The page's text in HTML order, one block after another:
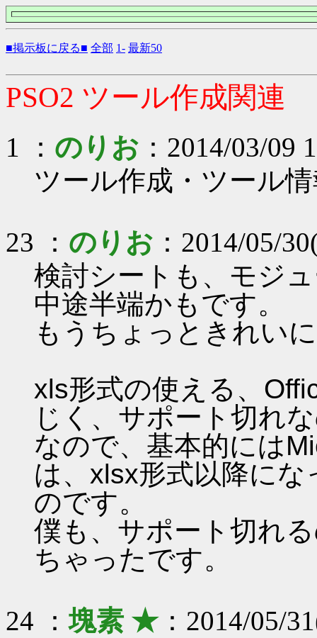
■掲示板に戻る■ 全部 1- 最新50
PSO2 ツール作成関連
1 ： のりお ：2014/03/09
ツール作成・ツール
23 ： のりお ：2014/05/
検討シートも、モジ
中途半端かもです。
もうちょっときれい
xls形式の使える、
じく、サポート切れ
なので、基本的には
は、xlsx形式以降に
のです。
僕も、サポート切れ
ちゃったです。
24 ：塊素 ★：2014/05/